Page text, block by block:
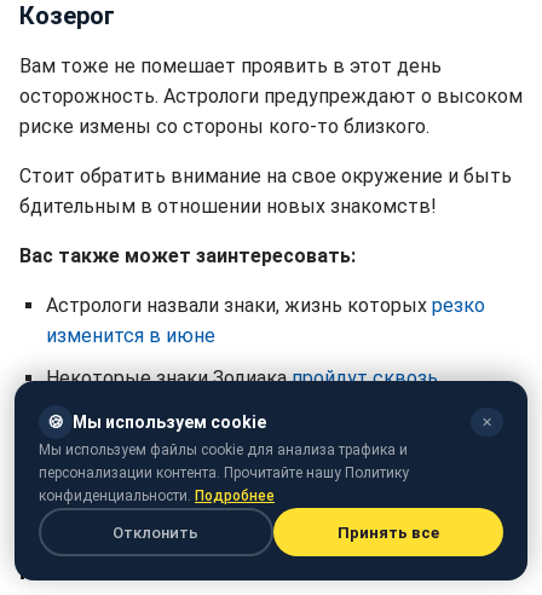
Козерог
Вам тоже не помешает проявить в этот день
осторожность. Астрологи предупреждают о высоком
риске измены со стороны кого-то близкого.
Стоит обратить внимание на свое окружение и быть
бдительным в отношении новых знакомств!
Вас также может заинтересовать:
Астрологи назвали знаки, жизнь которых резко
изменится в июне
Некоторые знаки Зодиакапройдут сквозь
испытания
Первый месяц лета также принесетособую удачу
в любвинескольким знакам.
🍪 Мы используем cookie ✕
Мы используем файлы cookie для анализа трафика и
персонализации контента. Прочитайте нашу Политику
конфиденциальности. Подробнее
Отклонить Принять все